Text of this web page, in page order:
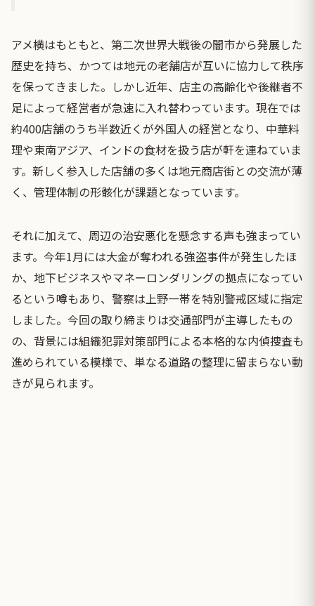
アメ横はもともと、第二次世界大戦後の闇市から発展した
歴史を持ち、かつては地元の老舗店が互いに協力して秩序
を保ってきました。しかし近年、店主の高齢化や後継者不
足によって経営者が急速に入れ替わっています。現在では
約400店舗のうち半数近くが外国人の経営となり、中華料
理や東南アジア、インドの食材を扱う店が軒を連ねていま
す。新しく参入した店舗の多くは地元商店街との交流が薄
く、管理体制の形骸化が課題となっています。
それに加えて、周辺の治安悪化を懸念する声も強まってい
ます。今年1月には大金が奪われる強盗事件が発生したほ
か、地下ビジネスやマネーロンダリングの拠点になってい
るという噂もあり、警察は上野一帯を特別警戒区域に指定
しました。今回の取り締まりは交通部門が主導したもの
の、背景には組織犯罪対策部門による本格的な内偵捜査も
進められている模様で、単なる道路の整理に留まらない動
きが見られます。